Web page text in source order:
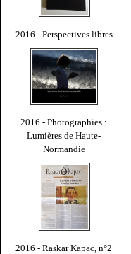
2016 - Perspectives libres
2016 - Photographies :
Lumières de Haute-
Normandie
2016 - Raskar Kapac, n°2